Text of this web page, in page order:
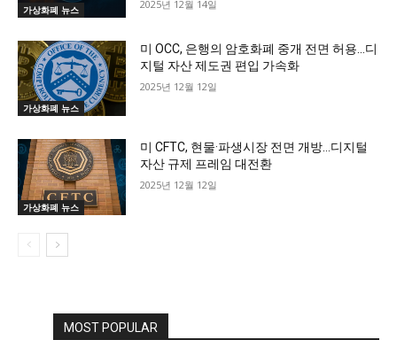
가상화폐 뉴스 2025년 12월 14일
가상화폐 뉴스
미 OCC, 은행의 암호화폐 중개 전면 허용…디
지털 자산 제도권 편입 가속화
2025년 12월 12일
가상화폐 뉴스
미 CFTC, 현물·파생시장 전면 개방…디지털
자산 규제 프레임 대전환
2025년 12월 12일
MOST POPULAR